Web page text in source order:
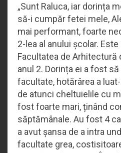
„Sunt Raluca, iar dorința
să-i cumpăr fetei mele,
mai performant, foarte
2-lea al anului școlar.
Facultatea de Arhitectură
anul 2. Dorința ei a fost
facultate, hotărârea a
de atunci cheltuielile cu
fost foarte mari, ținând
săptămânale. Au fost 4
a avut șansa de a intra
facultate grea,